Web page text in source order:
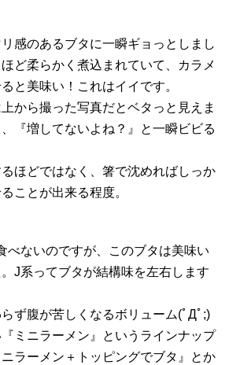
感のあるブタに一瞬ギョっとしまし
ど柔らかく煮込まれていて、カラメ
と美味い！これはイイです。
から撮った写真だとベタっと見えま
『増してないよね？』と一瞬ビビる
ほどではなく、箸で沈めればしっか
ことが出来る程度。
べないのですが、このブタは美味い
J系ってブタが結構味を左右します
ず腹が苦しくなるボリューム(ﾟДﾟ;)
ミニラーメン』というラインナップ
ラーメン＋トッピングでブタ』とか